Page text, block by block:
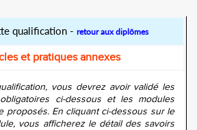
qualification - retour aux diplômes
et pratiques annexes
vous devrez avoir validé les
ci-dessous et les modules
proposés. En cliquant ci-dessous sur le
vous afficherez le détail des savoirs